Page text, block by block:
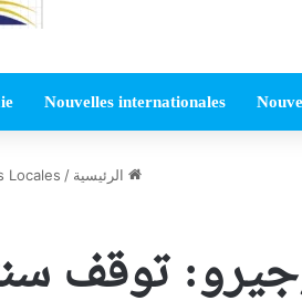
Nouvelles internationales
الرئيسية /
Locales
توقف